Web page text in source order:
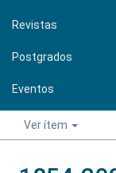
Revistas
Postgrados
Eventos
Ver ítem